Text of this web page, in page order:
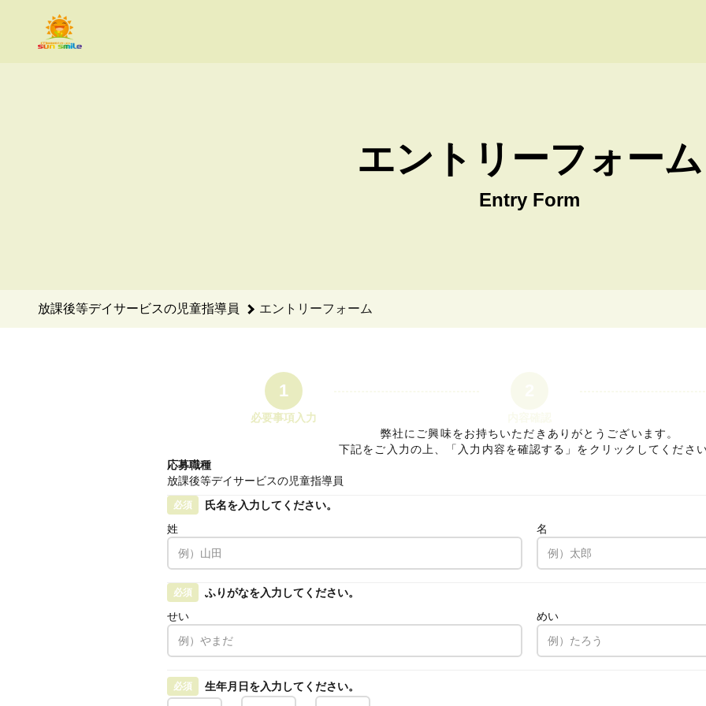
エントリーフォーム
Entry Form
放課後等デイサービスの児童指導員 エントリーフォーム
1
必要事項入力
弊社にご興味をお持ちいただきありがとうございます。
下記をご入力の上、「入力内容を確認する」をクリックしてください
応募職種
放課後等デイサービスの児童指導員
必須
氏名を入力してください。
姓
名
必須
ふりがなを入力してください。
せい
めい
必須 生年月日を入力してください。